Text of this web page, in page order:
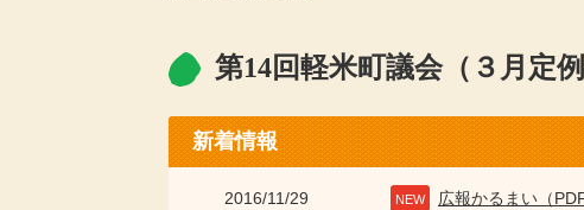
第14回軽米町議会（３月定
新着情報
2016/11/29 NEW 広報かるまい（